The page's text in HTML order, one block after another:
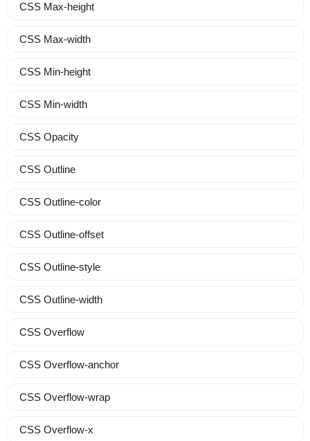
CSS Max-height
CSS Max-width
CSS Min-height
CSS Min-width
CSS Opacity
CSS Outline
CSS Outline-color
CSS Outline-offset
CSS Outline-style
CSS Outline-width
CSS Overflow
CSS Overflow-anchor
CSS Overflow-wrap
CSS Overflow-x